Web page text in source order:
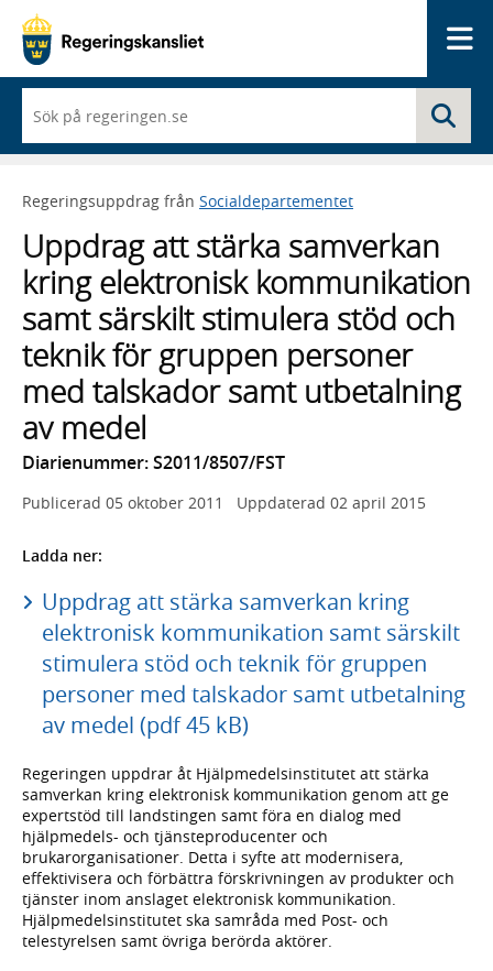
du
börjar
skriva
framträder
lista
med
sökförslag
Regeringsuppdrag från Socialdepartementet
Uppdrag att stärka samverkan
kring elektronisk kommunikation
samt särskilt stimulera stöd och
teknik för gruppen personer
med talskador samt utbetalning
av medel
Diarienummer: S2011/8507/FST
Publicerad 05 oktober 2011 Uppdaterad 02 april 2015
Ladda ner:
Uppdrag att stärka samverkan kring
elektronisk kommunikation samt särskilt
stimulera stöd och teknik för gruppen
personer med talskador samt utbetalning
av medel (pdf 45 kB)
Regeringen uppdrar åt Hjälpmedelsinstitutet att stärka
samverkan kring elektronisk kommunikation genom att ge
expertstöd till landstingen samt föra en dialog med
hjälpmedels- och tjänsteproducenter och
brukarorganisationer. Detta i syfte att modernisera,
effektivisera och förbättra förskrivningen av produkter och
tjänster inom anslaget elektronisk kommunikation.
Hjälpmedelsinstitutet ska samråda med Post- och
telestyrelsen samt övriga berörda aktörer.